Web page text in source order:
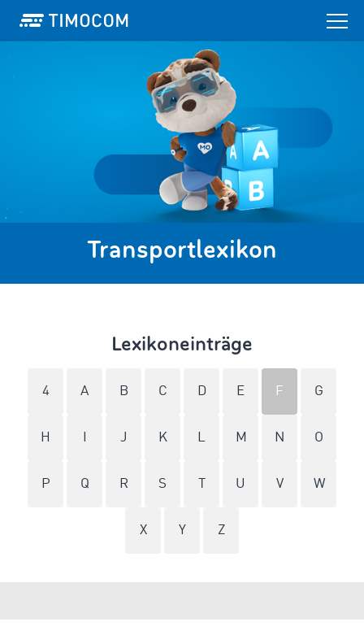
Transportlexikon
Lexikoneinträge
4 A B C D E F G
H J K L M N O
P Q R S U V W
X Y Z